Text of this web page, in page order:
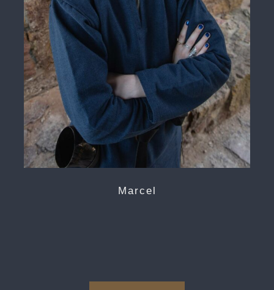
Marcel